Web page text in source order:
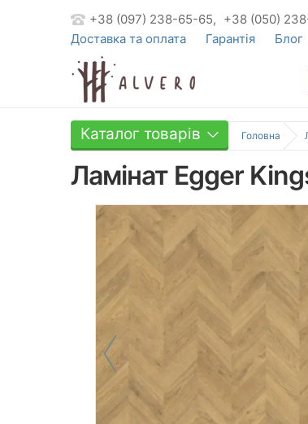
+38 (097) 238-65-65, +38 (050)
Доставка та оплата
Гарантія Блог
Каталог товарів Головна
Ламінат Egger